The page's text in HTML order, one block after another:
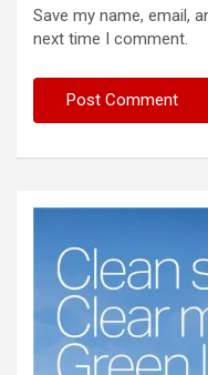
Save my name, email,
next time I comment.